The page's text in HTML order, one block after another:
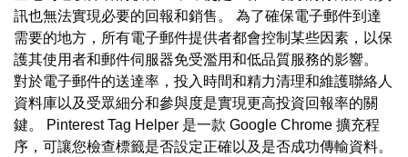
訊也無法實現必要的回報和銷售。 為了確保電子郵件到達
需要的地方，所有電子郵件提供者都會控制某些因素，以保
護其使用者和郵件伺服器免受濫用和低品質服務的影響。
對於電子郵件的送達率，投入時間和精力清理和維護聯絡人
資料庫以及受眾細分和參與度是實現更高投資回報率的關
鍵。 Pinterest Tag Helper 是一款 Google Chrome 擴充程
序，可讓您檢查標籤是否設定正確以及是否成功傳輸資料。